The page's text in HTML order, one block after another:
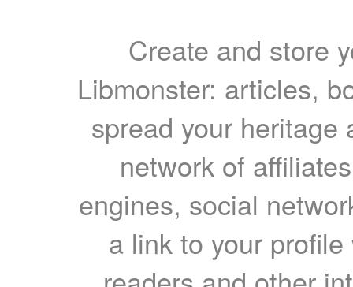
Create and store
Libmonster: articles,
spread your heritage
network of
engines, social
a link to your